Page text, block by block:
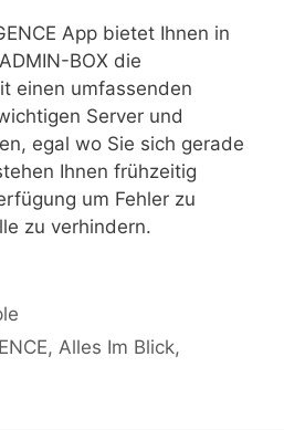
App bietet Ihnen in
BOX die
einen umfassenden
Server und
egal wo Sie sich gerade
Ihnen frühzeitig
um Fehler zu
zu verhindern.
, Alles Im Blick,